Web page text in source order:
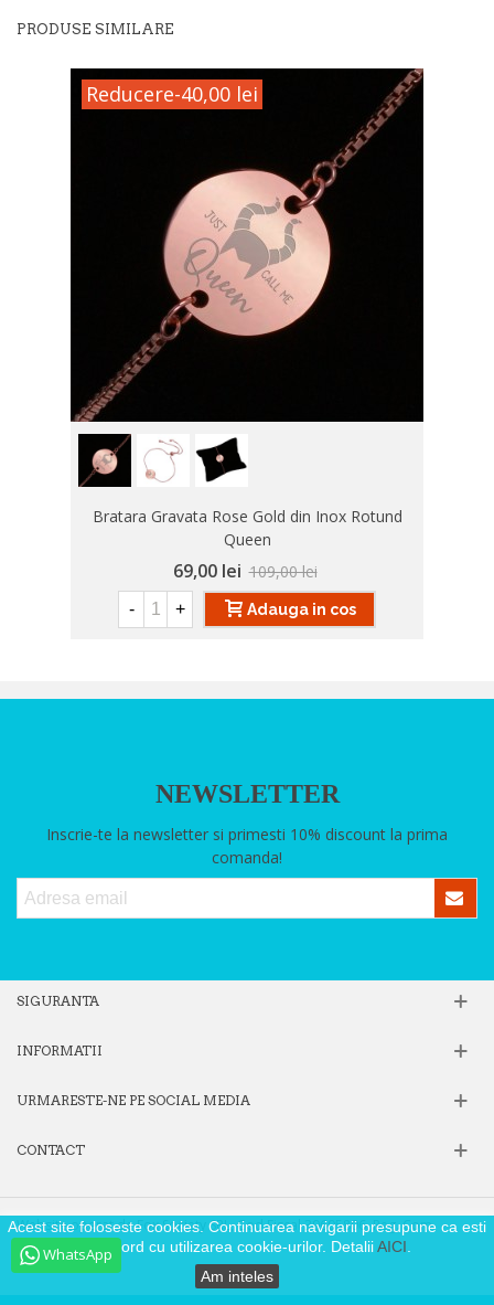
WhatsApp
PRODUSE SIMILARE
Reducere-40,00 lei
Bratara Gravata Rose Gold din Inox Rotund
Queen
69,00 lei 109,00 lei
- + Adauga in cos
NEWSLETTER
Inscrie-te la newsletter si primesti 10% discount la prima
comanda!
SIGURANTA
INFORMATII
URMARESTE-NE PE SOCIAL MEDIA
CONTACT
Acest site foloseste cookies. Continuarea navigarii presupune ca esti
de acord cu utilizarea cookie-urilor. DetaliiAICI
Am inteles
Website operat de Fox Society SRL, Cod Fiscal 39605806, Reg. Com.
J40/9871/2018